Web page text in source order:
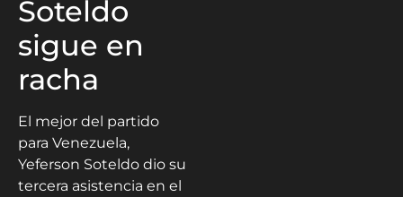
Soteldo
sigue en
racha
El mejor del partido
para Venezuela,
Yeferson Soteldo dio su
tercera asistencia en el